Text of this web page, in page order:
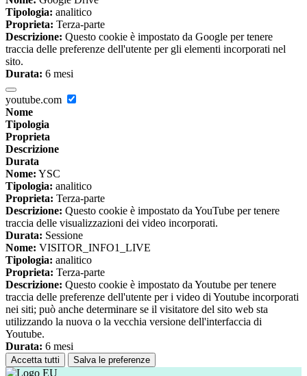
Tipologia: analitico
Proprieta: Terza-parte
Descrizione: Questo cookie è impostato da Google per tenere
traccia delle preferenze dell'utente per gli elementi incorporati nel
sito.
Durata: 6 mesi
youtube.com
Nome
Tipologia
Proprieta
Descrizione
Durata
Nome: YSC
Tipologia: analitico
Proprieta: Terza-parte
Descrizione: Questo cookie è impostato da YouTube per tenere
traccia delle visualizzazioni dei video incorporati.
Durata: Sessione
Nome: VISITOR_INFO1_LIVE
Tipologia: analitico
Proprieta: Terza-parte
Descrizione: Questo cookie è impostato da Youtube per tenere
traccia delle preferenze dell'utente per i video di Youtube incorporati
nei siti; può anche determinare se il visitatore del sito web sta
utilizzando la nuova o la vecchia versione dell'interfaccia di
Youtube.
Durata: 6 mesi
Accetta tutti Salva le preferenze